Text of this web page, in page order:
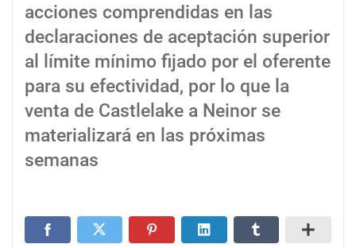
acciones comprendidas en las
declaraciones de aceptación superior
al límite mínimo fijado por el oferente
para su efectividad, por lo que la
venta de Castlelake a Neinor se
materializará en las próximas
semanas